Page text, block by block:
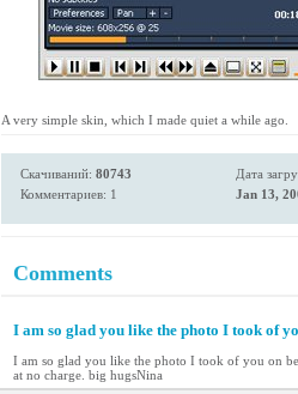
A very simple skin, which I made quiet a while ago.
Скачиваний: 80743
Комментариев: 1
Дата
Jan 13,
Comments
I am so glad you like the photo I took of
I am so glad you like the photo I took of you on
at no charge. big hugsNina